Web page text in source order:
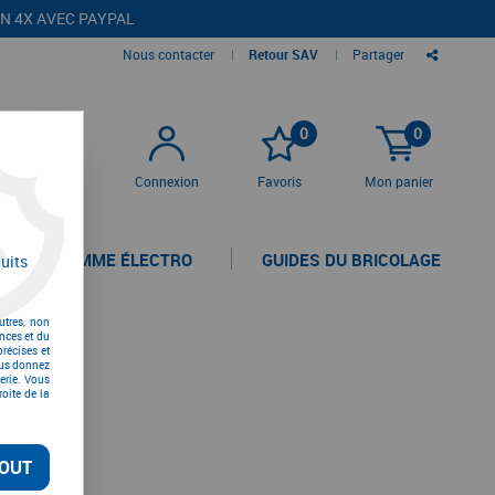
4X AVEC PAYPAL
Nous contacter | Retour SAV | Partager
Connexion
0
Favoris
0
Mon panier
LA GAMME ÉLECTRO GUIDES DU BRICOLAGE
non
et du
et
donnez
Vous
de la